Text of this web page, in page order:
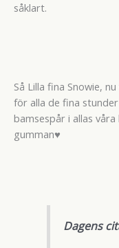
såklart.
Så Lilla fina Snowie,
för alla de fina
bamsespår i allas
gumman♥
Dagens